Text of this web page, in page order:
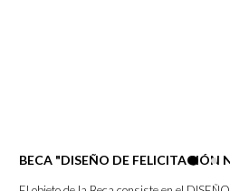
BECA "DISEÑO DE FELICITACIÓN